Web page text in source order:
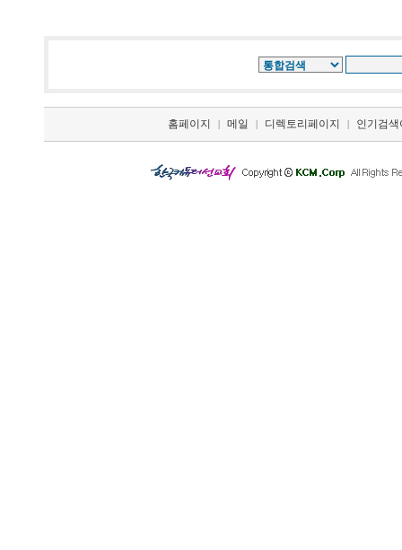
홈페이지 | 메일 | 디렉토리페이지 | 인기검색